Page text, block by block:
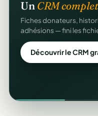
Un CRM complet
Fiches donateurs,
adhésions — fini les
Découvrir le CRM